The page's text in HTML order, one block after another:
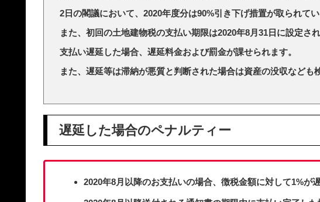
2日の閣議において、2020年度分は90%引き下げ措置が取られてい
また、初回の土地建物税の支払い期限は2020年8月31日に設定され
支払い遅延した場合、遅延料金および罰金が課せられます。
また、遅延等は滞納が悪質と判断された場合は資産の没収なども
遅延した場合のペナルティー
2020年8月以降のお支払いの場合、徴税金額に対して1%が